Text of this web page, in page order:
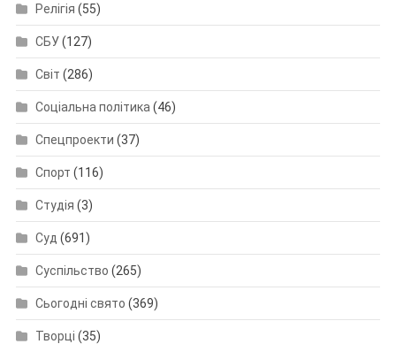
Релігія (55)
СБУ(127)
Світ (286)
Соціальна політика (46)
Спецпроекти (37)
Спорт (116)
Студія (3)
Суд (691)
Суспільство (265)
Сьогодні свято (369)
Творці (35)